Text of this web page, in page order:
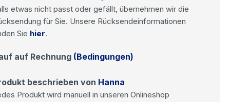
etwas nicht passt oder gefällt, übernehmen wir die
für Sie. Unsere Rücksendeinformationen
Sie hier.
auf Rechnung (Bedingungen)
beschrieben von Hanna
Produkt wird manuell in unseren Onlineshop